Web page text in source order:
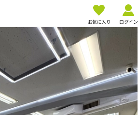
お気に入り ログイン